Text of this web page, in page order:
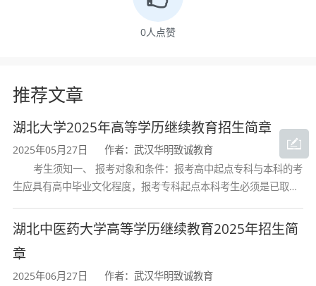
国家培养出中国工程院院士毛新平、现湖南省副
省长（前华菱集团董事长曹志强）等众多杰出人
专业拥有一流的学科平台与科研支撑，依托全
企产学研合作实训基地等教科研平台，致力于培
养学生的创新精神、实践能力和国际化视野。出
版了《材料成型的物理冶金学基础》《轧制过程
具有影响力的系列规划教材，在材料成型领域形
成了重要的学术影响力。
依托专业建设的雄厚实力，武汉科技大学继续
0人点赞
推荐文章
湖北大学2025年高等学历继续教育招生简章
2025年05月27日
作者：武汉华明致诚教育
考生须知一、 报考对象和条件：报考高中起点专科与本科的考
生应具有高中毕业文化程度，报考专科起点本科考生必须是已取得
构颁发的大学专科毕业证书的人
湖北中医药大学高等学历继续教育2025年招生简
章
2025年06月27日
作者：武汉华明致诚教育